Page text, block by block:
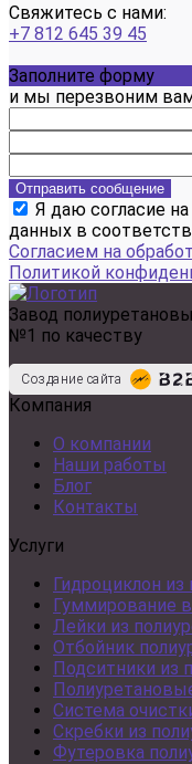
Свяжитесь с нами:
+7 812 645 39 45
Заполните форму
и мы перезвоним
Отправить сообщение
Я даю согласие
данных в
Согласием на
Политикой
Завод
№1 по качеству
Создание сайта
Компания
О компании
Наши работы
Блог
Контакты
Услуги
Гидроциклон из
Гуммирование
Лейки из
Отбойник
Подситники из
Система
Скребки из
Футеровка